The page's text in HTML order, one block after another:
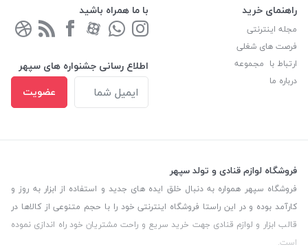
راهنمای خرید
مجله اینترنتی
فرصت های شغلی
ارتباط با مجموعه
درباره ما
با ما همراه باشید
اطلاع رسانی جشنواره های سپهر
عضویت
فروشگاه لوازم قنادی و تولد سپهر
فروشگاه سپهر همواره به دنبال خلق ایده های جدید و استفاده از ابزار به روز و
کارآمد بوده و در این راستا فروشگاه اینترنتی خود را با حجم متنوعی از کالاها در
قالب ابزار و لوازم قنادی جهت خرید سریع و راحت مشتریان خود راه اندازی نموده
است.